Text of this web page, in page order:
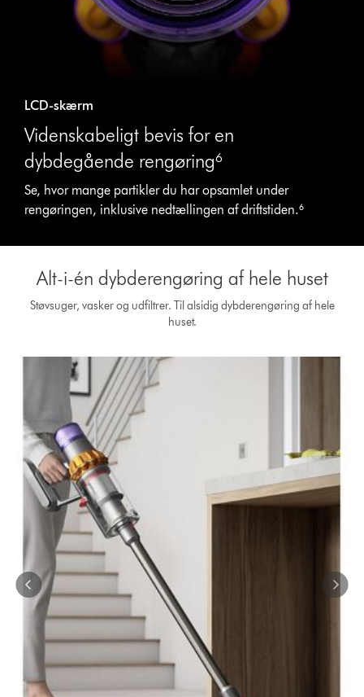
LCD-skærm
Videnskabeligt bevis for en
dybdegående rengøring⁶
Se, hvor mange partikler du har opsamlet under
rengøringen, inklusive nedtællingen af driftstiden.⁶
Alt-i-én dybderengøring af hele huset
Støvsuger, vasker og udfiltrer. Til alsidig dybderengøring af hele
huset.